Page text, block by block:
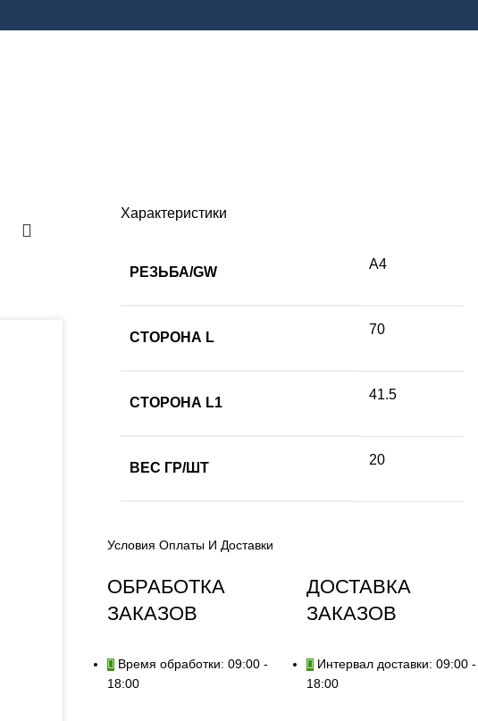
Характеристики
РЕЗЬБА/GW
А4
СТОРОНА L
70
СТОРОНА L1
41.5
ВЕС ГР/ШТ
20
Условия Оплаты И Доставки
ОБРАБОТКА
ЗАКАЗОВ
Время обработки: 09:00 -
18:00
ДОСТАВКА
ЗАКАЗОВ
Интервал доставки: 09:00 -
18:00